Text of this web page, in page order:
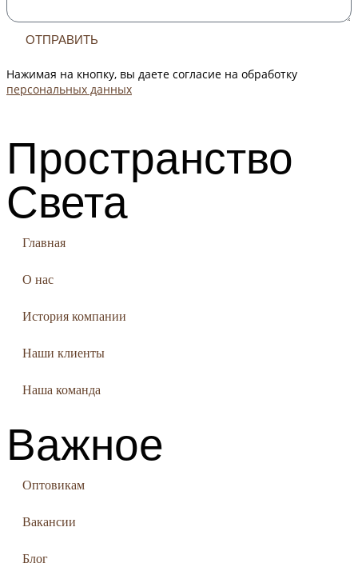
ОТПРАВИТЬ
Нажимая на кнопку, вы даете согласие на обработку
персональных данных
Пространство
Света
Главная
О нас
История компании
Наши клиенты
Наша команда
Важное
Оптовикам
Вакансии
Блог